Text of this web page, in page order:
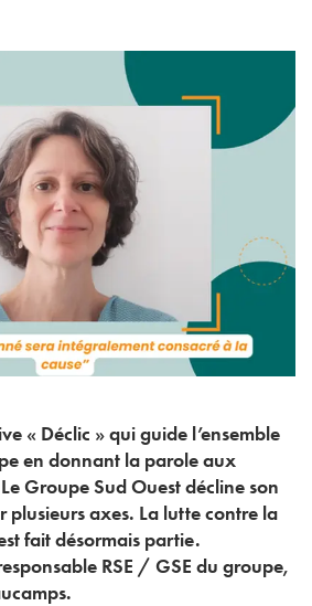
« Déclic » qui guide l’ensemble
en donnant la parole aux
Groupe Sud Ouest décline son
plusieurs axes. La lutte contre la
fait désormais partie.
RSE / GSE du groupe,